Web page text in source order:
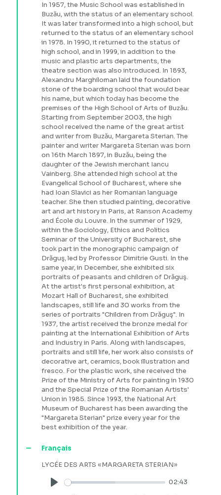
In 1957, the Music School was established in
Buzău, with the status of an elementary school.
It was later transformed into a high school, but
returned to the status of an elementary school
in 1978. In 1990, it returned to the status of
high school, and in 1999, in addition to the
music and plastic arts departments, the
theatre section was also introduced. In 1893,
Alexandru Marghiloman laid the foundation
stone of the boarding school that would bear
his name, but which today has become the
premises of the High School of Arts of Buzău.
Starting from September 2003, the high
school received the name of the great artist
and writer from Buzău, Margareta Sterian. The
painter and writer Margareta Sterian was born
on 16th March 1897, in Buzău, being the
daughter of the Jewish merchant Iancu
Vainberg. She attended high school at the
Evangelical School of Bucharest, where she
had Ioan Slavici as her Romanian language
teacher. She then studied painting, decorative
art and art history in Paris, at Ranson Academy
and École du Louvre. In the summer of 1929,
within the Sociology, Ethics and Politics
Seminar of the University of Bucharest, she
took part in the monographic campaign of
Drăguş, led by Professor Dimitrie Gusti. In the
same year, in December, she exhibited six
portraits of peasants and children of Drăguş.
At the artist's first personal exhibition, at
Mozart Hall of Bucharest, she exhibited
landscapes, still life and 30 works from the
series of portraits "Children from Drăguş". In
1937, the artist received the bronze medal for
painting at the International Exhibition of Arts
and Industry in Paris. Along with landscapes,
portraits and still life, her work also consists of
decorative art, ceramics, book illustration and
fresco. For the plastic work, she received the
Prize of the Ministry of Arts for painting in 1930
and the Special Prize of the Romanian Artists'
Union in 1985. Since 1993, the National Art
Museum of Bucharest has been awarding the
"Margareta Sterian" prize every year for the
best exhibition of the year.
Français
LYCÉE DES ARTS «MARGARETA STERIAN»
Play
02:43